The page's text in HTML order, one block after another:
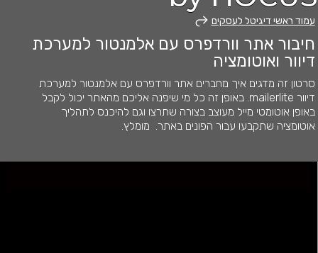
עמוד ראשי דיגיטל לעסקים
חיבור אתר וורדפרס עם אלמנטור למערכת
דיוור ואוטומציה
סרטון זה מדגים איך מחברים אתר וורדפרס עם אלמנטור למערכת
דיוור mailerlite. באופן זה כל מי שיפנה אליכם מהאתר יכול לקבל
באופן אוטומטי מייל מעוצב בצורה שתרצו וגם להיכנס לתהליך
אוטומציה שתקבעו עבור הפונים באתר. מומלץ.